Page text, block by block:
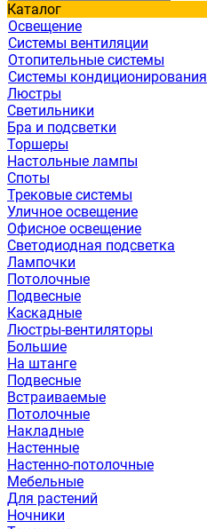
Каталог
Освещение
Системы вентиляции
Отопительные системы
Системы кондиционирования
Люстры
Светильники
Бра и подсветки
Торшеры
Настольные лампы
Споты
Трековые системы
Уличное освещение
Офисное освещение
Светодиодная подсветка
Лампочки
Потолочные
Подвесные
Каскадные
Люстры-вентиляторы
Большие
На штанге
Подвесные
Встраиваемые
Потолочные
Накладные
Настенные
Настенно-потолочные
Мебельные
Для растений
Ночники